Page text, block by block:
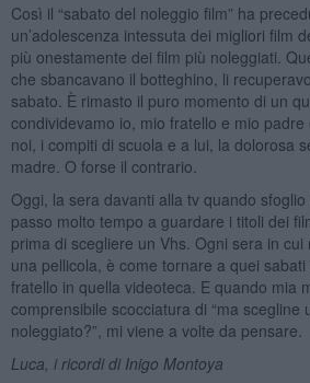
Così il “sabato del noleggio film” ha
un’adolescenza intessuta dei migliori film
più onestamente dei film più noleggiati.
che sbancavano il botteghino, li
sabato. È rimasto il puro momento di un
condividevamo io, mio fratello e mio
noi, i compiti di scuola e a lui, la dolorosa
madre. O forse il contrario.
Oggi, la sera davanti alla tv quando sfoglio
passo molto tempo a guardare i titoli dei
prima di scegliere un Vhs. Ogni sera in
una pellicola, è come tornare a quei
fratello in quella videoteca. E quando mia
comprensibile scocciatura di “ma scegline
noleggiato?”, mi viene a volte da pensare.
Luca, i ricordi di Inigo Montoya